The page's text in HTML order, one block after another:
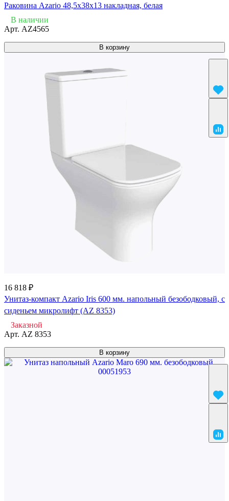
Раковина Azario 48,5х38х13 накладная, белая
В наличии
Арт. AZ4565
В корзину
16 818 ₽
Унитаз-компакт Azario Iris 600 мм. напольный безободковый, с
сиденьем микролифт (AZ 8353)
Заказной
Арт. AZ 8353
В корзину